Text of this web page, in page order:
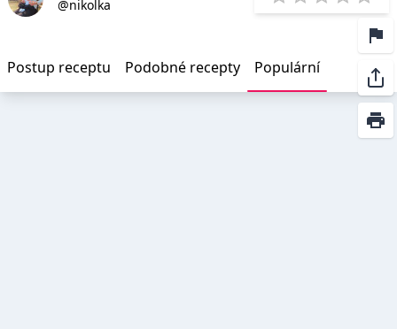
@nikolka
1 Star
2 Stars
3 Stars
4 5
Postup receptu Podobné recepty Populární